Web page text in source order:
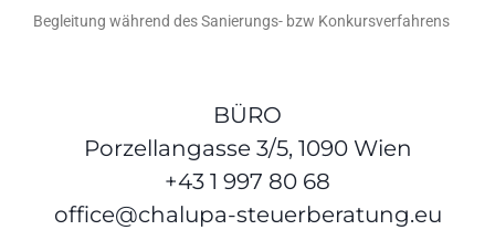
Begleitung während des Sanierungs- bzw Konkursverfahrens
BÜRO
Porzellangasse 3/5, 1090 Wien
+43 1 997 80 68
office@chalupa-steuerberatung.eu